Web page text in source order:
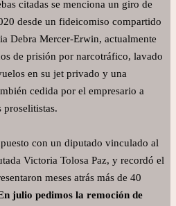
citadas se menciona un giro de
desde un fideicomiso compartido
Debra Mercer-Erwin, actualmente
de prisión por narcotráfico, lavado
en su jet privado y una
cedida por el empresario a
proselitistas.
con un diputado vinculado al
Victoria Tolosa Paz, y recordó el
meses atrás más de 40
julio pedimos la remoción de